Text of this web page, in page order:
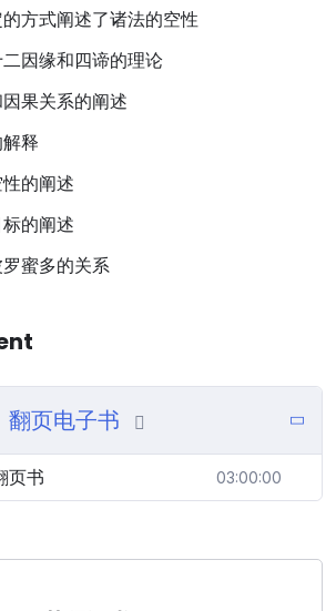
的方式阐述了诸法的空性
二因缘和四谛的理论
果关系的阐述
释
性的阐述
的阐述
蜜多的关系
翻页电子书
页书 03:00:00